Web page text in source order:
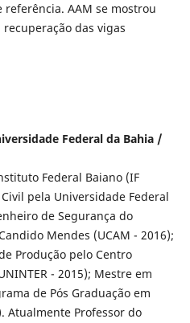
AAM se mostrou
das vigas
Federal da Bahia /
Federal Baiano (IF
pela Universidade Federal
de Segurança do
Mendes (UCAM - 2016);
Produção pelo Centro
- 2015); Mestre em
de Pós Graduação em
Atualmente Professor do